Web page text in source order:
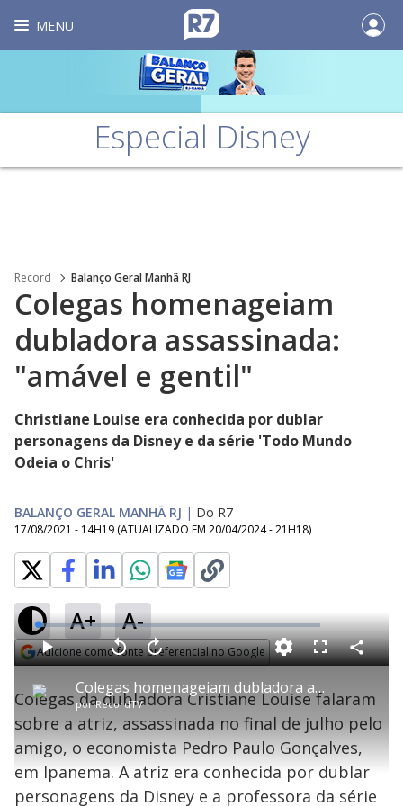
MENU
Especial Disney
Record Balanço Geral Manhã RJ
Colegas homenageiam
dubladora assassinada:
"amável e gentil"
Christiane Louise era conhecida por dublar
personagens da Disney e da série 'Todo Mundo
Odeia o Chris'
BALANÇO GERAL MANHÃ RJ | Do R7
17/08/2021 - 14H19 (ATUALIZADO EM 20/04/2024 - 21H18)
A+ A-
Adicione como fonte preferencial no Google
P
l
Colegas homenageiam dubladora assassinada: "amável e gentil"
porRecordTV
P V
t
a
r
0
e
g
n
d
s
A
n
ç
a
1
s
e
u
n
d
o
L
o
a
d
e
:
2
.
2
6
%
F
l
s
c
r
n
C
o
a
r
i
l
a
r
Colegas da dubladora Cristiane Louise falaram
sobre a atriz, assassinada no final de julho pelo
amigo, o economista Pedro Paulo Gonçalves,
em Ipanema. A atriz era conhecida por dublar
personagens da Disney e a professora da série